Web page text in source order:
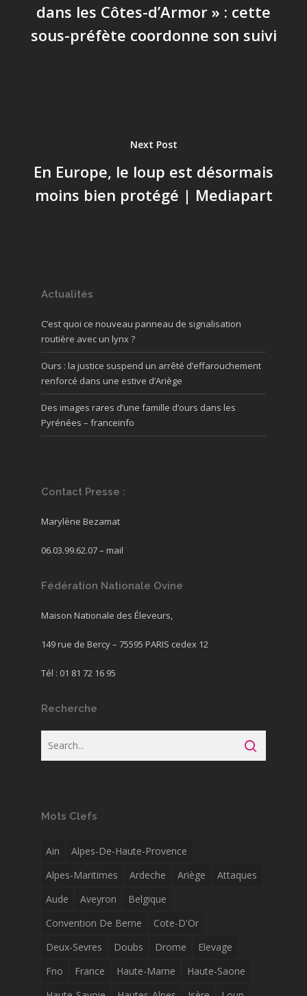
dans les Côtes-d’Armor » : cette
sous-préfète coordonne son suivi
Next Post
En Europe, le loup est désormais
moins bien protégé | Mediapart
Actualités
C’est quoi ce nouveau panneau de signalisation
routière avec un lynx ?
Ours : la justice suspend un arrêté d’effarouchement
renforcé dans une estive d’Ariège
Des images rares d’une famille d’ours dans les
Pyrénées – franceinfo
Contact Presse :
Marylène Bezamat
06.03.99.62.07 – mail
Fédération Nationale Ovine
Maison Nationale des Éleveurs,
149 rue de Bercy – 75595 PARIS cedex 12
Tél : 01 81 72 16 95
Recherche
Mots Clefs
Ain
Alpes-De-Haute-Provence
Alpes-Maritimes
Ardeche Ariège
Attaques
Aude
Aveyron
Belgique
Convention De Berne
Cote-D'Or
Deux-Sevres
Doubs Drome
Elevage
Fno
France Haute-Marne
Haute-Saone